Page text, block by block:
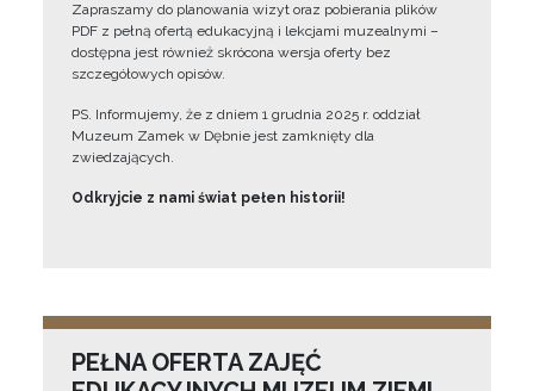
Zapraszamy do planowania wizyt oraz pobierania plików
PDF z pełną ofertą edukacyjną i lekcjami muzealnymi –
dostępna jest również skrócona wersja oferty bez
szczegółowych opisów.
PS. Informujemy, że z dniem 1 grudnia 2025 r. oddział
Muzeum Zamek w Dębnie jest zamknięty dla
zwiedzających.
Odkryjcie z nami świat pełen historii!
PEŁNA OFERTA ZAJĘĆ